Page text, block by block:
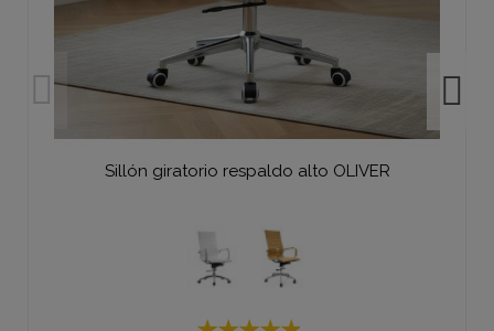
Sillón giratorio respaldo alto OLIVER